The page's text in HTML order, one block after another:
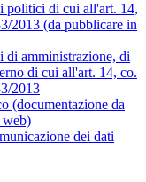
politici di cui all'art. 14,
2013 (da pubblicare in
amministrazione, di
di cui all'art. 14, co.
2013
(documentazione da
web)
dei dati